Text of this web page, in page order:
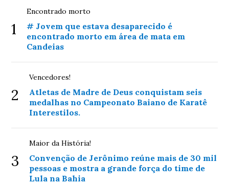
1
Encontrado morto
# Jovem que estava desaparecido é
encontrado morto em área de mata em
Candeias
2
Vencedores!
Atletas de Madre de Deus conquistam seis
medalhas no Campeonato Baiano de Karatê
Interestilos.
3
Maior da História!
Convenção de Jerônimo reúne mais de 30 mil
pessoas e mostra a grande força do time de
Lula na Bahia